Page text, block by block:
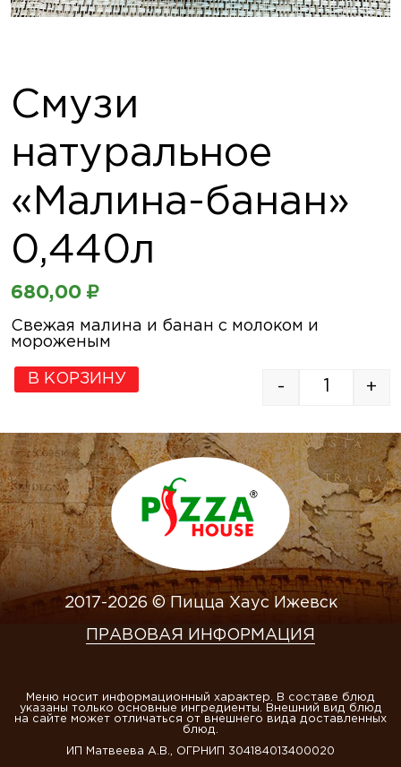
Смузи
натуральное
«Малина-банан»
0,440л
680,00 ₽
Свежая малина и банан с молоком и
мороженым
- +
В КОРЗИНУ
2017-2026 © Пицца Хаус Ижевск
ПРАВОВАЯ ИНФОРМАЦИЯ
Меню носит информационный характер. В составе блюд
указаны только основные ингредиенты. Внешний вид блюд
на сайте может отличаться от внешнего вида доставленных
блюд.
ИП Матвеева А.В., ОГРНИП 304184013400020